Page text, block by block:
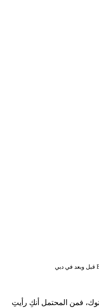
فمن المحتمل أنكِ رأيتِ